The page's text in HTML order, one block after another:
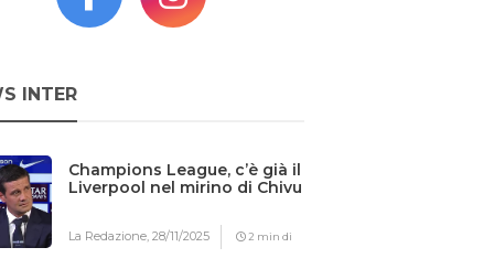
INTER
Champions League, c’è già il
Liverpool nel mirino di Chivu
La Redazione,28/11/2025 2 min di